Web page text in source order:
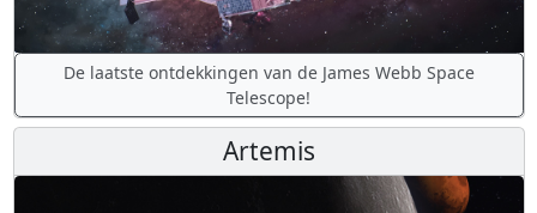
De laatste ontdekkingen van de James Webb Space
Telescope!
Artemis